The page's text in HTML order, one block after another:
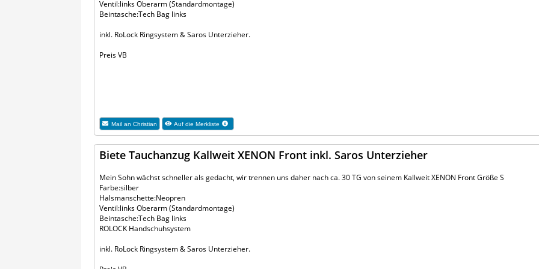
Ventil:links Oberarm (Standardmontage)
Beintasche:Tech Bag links
inkl. RoLock Ringsystem & Saros Unterzieher.
Preis VB
Mail an Christian Auf die Merkliste
Biete Tauchanzug Kallweit XENON Front inkl. Saros Unterzieher
Mein Sohn wächst schneller als gedacht, wir trennen uns daher nach ca. 30 TG von seinem Kallweit XENON Front Größe S
Farbe:silber
Halsmanschette:Neopren
Ventil:links Oberarm (Standardmontage)
Beintasche:Tech Bag links
ROLOCK Handschuhsystem
inkl. RoLock Ringsystem & Saros Unterzieher.